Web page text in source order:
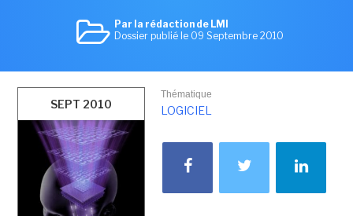
Par la rédaction de LMI
Dossier publié le 09 Septembre 2010
SEPT 2010
Thématique
LOGICIEL